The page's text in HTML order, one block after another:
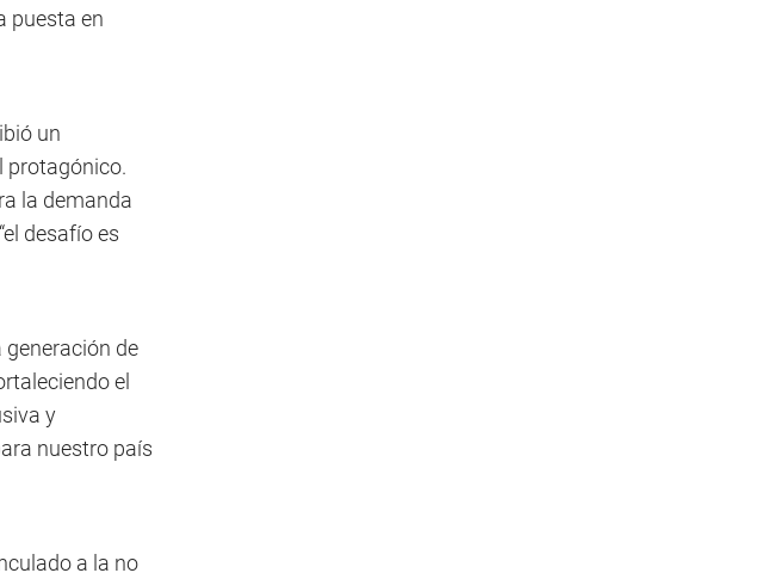
puesta en
un
protagónico.
la demanda
desafío es
generación de
el
y
nuestro país
a la no